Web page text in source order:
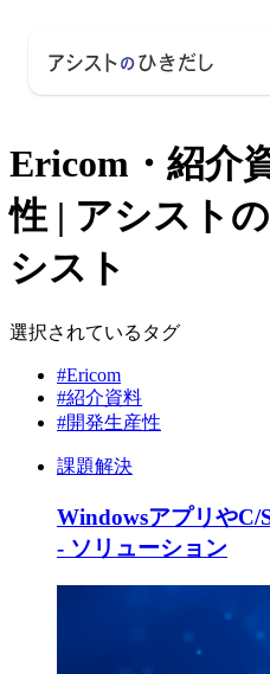
Ericom・紹介
性 | アシスト
シスト
選択されているタグ
#Ericom
#紹介資料
#開発生産性
課題解決
WindowsアプリやC/
- ソリューション